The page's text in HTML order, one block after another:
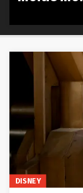
DISNEY